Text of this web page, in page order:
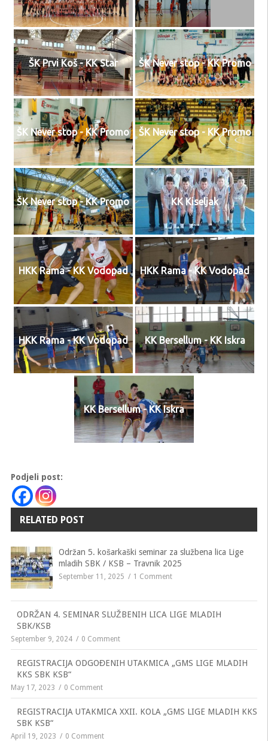
ŠK Prvi Koš - KK Star ŠK Never stop - KK Promo
ŠK Never stop - KK Promo ŠK Never stop - KK Promo
ŠK Never stop - KK Promo KK Kiseljak
HKK Rama - KK Vodopad HKK Rama - KK Vodopad
HKK Rama - KK Vodopad KK Bersellum - KK Iskra
KK Bersellum - KK Iskra
Podjeli post:
RELATED POST
Održan 5. košarkaški seminar za službena lica Lige
mladih SBK / KSB – Travnik 2025
September 11, 2025 1 Comment
ODRŽAN 4. SEMINAR SLUŽBENIH LICA LIGE MLADIH
SBK/KSB
September 9, 2024 0 Comment
REGISTRACIJA ODGOĐENIH UTAKMICA „GMS LIGE MLADIH
KKS SBK KSB“
May 17, 2023 0 Comment
REGISTRACIJA UTAKMICA XXII. KOLA „GMS LIGE MLADIH KKS
SBK KSB“
April 19, 2023 0 Comment